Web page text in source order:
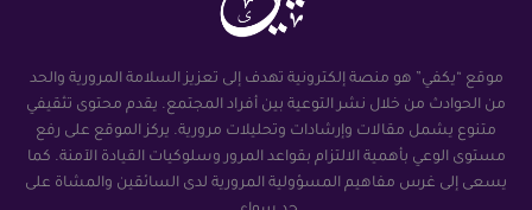
موقع “يكفي” هو منصة إلكترونية تهدف إلى تعزيز السلامة المرورية والحد
من الحوادث من خلال نشر التوعية بين أفراد المجتمع. يقدم محتوى تثقيفي
متنوع يشمل مقالات وإرشادات وتحليلات مرورية. يركز الموقع على رفع
مستوى الوعي بأهمية الالتزام بقواعد المرور وسلوكيات القيادة الآمنة. كما
يسعى إلى غرس مفاهيم المسؤولية المرورية لدى السائقين والمشاة على